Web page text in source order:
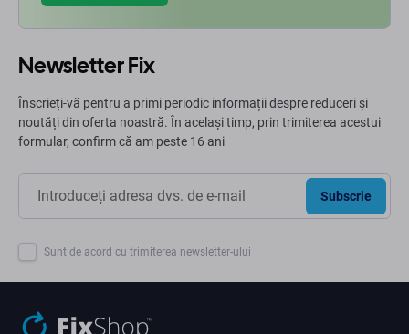
Newsletter Fix
Înscrieți-vă pentru a primi periodic informații despre reduceri și
noutăți din oferta noastră. În același timp, prin trimiterea acestui
formular, confirm că am peste 16 ani
Subscrie
Sunt de acord cu trimiterea newsletter-ului